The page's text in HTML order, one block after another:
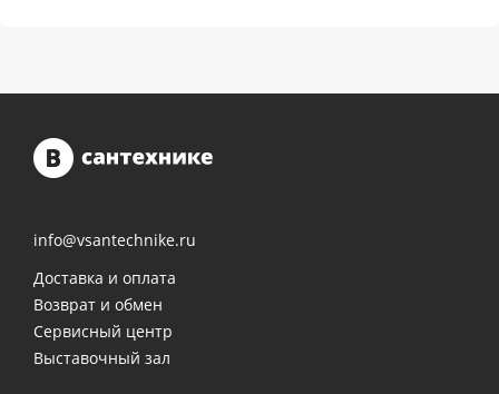
info@vsantechnike.ru
Доставка и оплата
Возврат и обмен
Сервисный центр
Выставочный зал